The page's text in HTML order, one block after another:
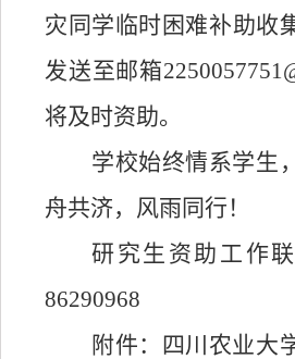
灾同学临时困难补助收
发送至邮箱2250057751
将及时资助。
学校始终情系学生
舟共济，风雨同行！
研究生资助工作
86290968
附件：四川农业大